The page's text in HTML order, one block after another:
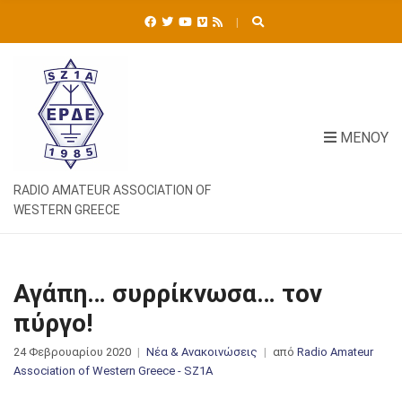
RADIO AMATEUR ASSOCIATION OF
WESTERN GREECE
ΜΕΝΟΎ
Αγάπη… συρρίκνωσα… τον
πύργο!
24 Φεβρουαρίου 2020 Νέα & Ανακοινώσεις από Radio Amateur
Association of Western Greece - SZ1A